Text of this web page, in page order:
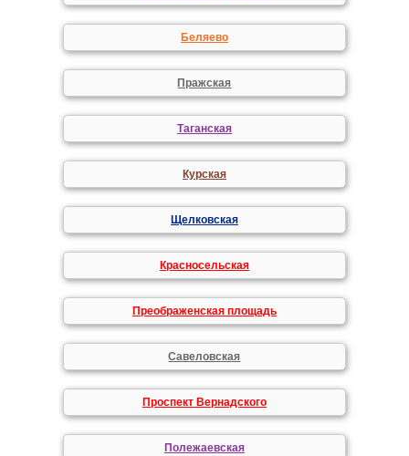
Беляево
Пражская
Таганская
Курская
Щелковская
Красносельская
Преображенская площадь
Савеловская
Проспект Вернадского
Полежаевская